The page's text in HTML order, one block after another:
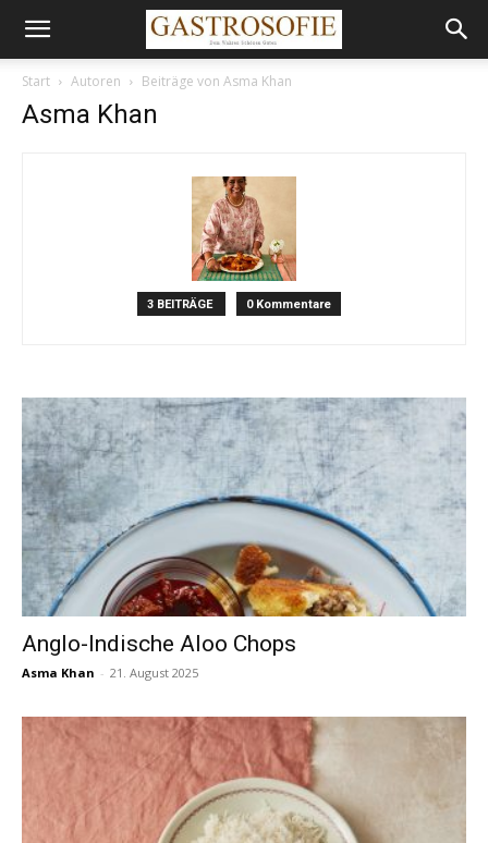
Start Autoren Beiträge von Asma Khan
Asma Khan
3 BEITRÄGE 0 Kommentare
Anglo-Indische Aloo Chops
Asma Khan - 21. August 2025